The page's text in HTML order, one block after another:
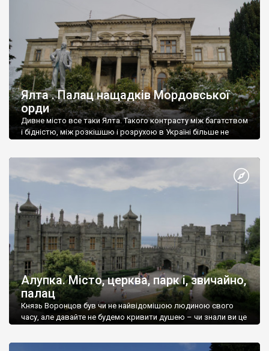
Ялта . Палац нащадків Мордовської
орди
Дивне місто все таки Ялта. Такого контрасту між багатством
і бідністю, між розкішшю і розрухою в Україні більше не
Алупка. Місто, церква, парк і, звичайно,
палац
Князь Воронцов був чи не найвідомішою людиною свого
часу, але давайте не будемо кривити душею – чи знали ви це